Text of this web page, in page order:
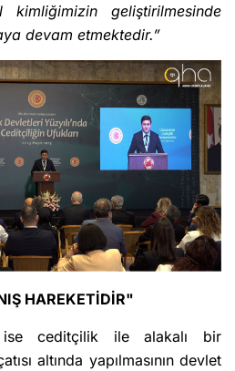
geliştirilmesinde
devam etmektedir.”
HAREKETİDİR"
ceditçilik ile alakalı bir
altında yapılmasının devlet